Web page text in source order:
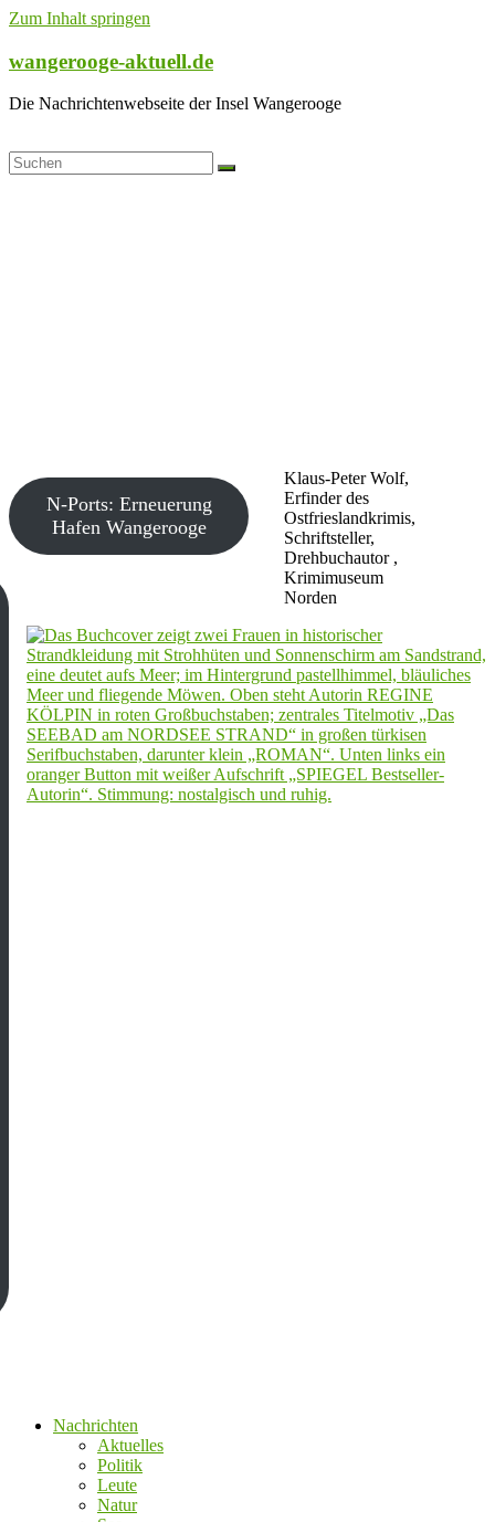
Zum Inhalt springen
wangerooge-aktuell.de
Die Nachrichtenwebseite der Insel Wangerooge
Klaus-Peter Wolf,
Erfinder des
Ostfrieslandkrimis,
Schriftsteller,
Drehbuchautor ,
Krimimuseum
Norden
N-Ports: Erneuerung
Hafen Wangerooge
Nachrichten
Aktuelles
Politik
Leute
Natur